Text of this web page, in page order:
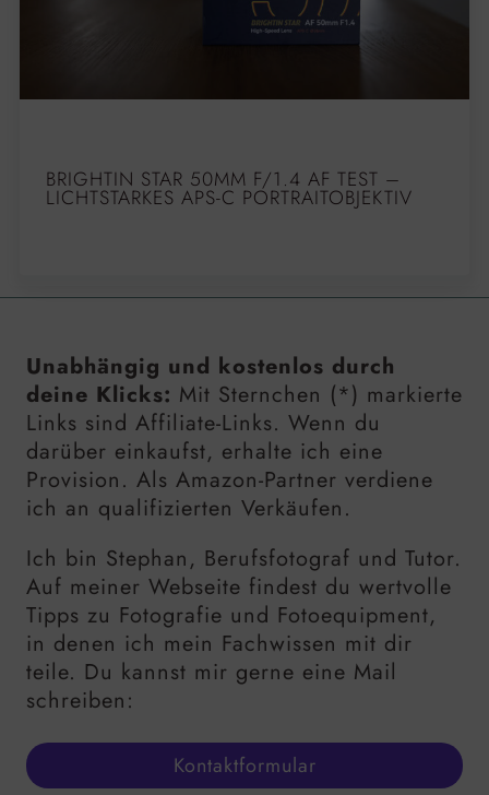
BRIGHTIN STAR 50MM F/1.4 AF TEST –
LICHTSTARKES APS-C PORTRAITOBJEKTIV
Unabhängig und kostenlos durch
deine Klicks: Mit Sternchen (*) markierte
Links sind Affiliate-Links. Wenn du
darüber einkaufst, erhalte ich eine
Provision. Als Amazon-Partner verdiene
ich an qualifizierten Verkäufen.
Ich bin Stephan, Berufsfotograf und Tutor.
Auf meiner Webseite findest du wertvolle
Tipps zu Fotografie und Fotoequipment,
in denen ich mein Fachwissen mit dir
teile. Du kannst mir gerne eine Mail
schreiben:
Kontaktformular